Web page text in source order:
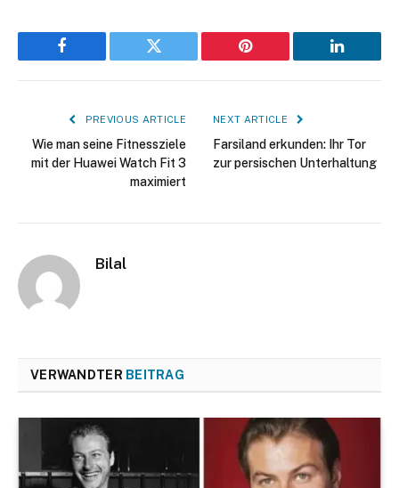
Facebook Twitter Pinterest LinkedIn
PREVIOUS ARTICLE
Wie man seine Fitnessziele
mit der Huawei Watch Fit 3
maximiert
NEXT ARTICLE
Farsiland erkunden: Ihr Tor
zur persischen Unterhaltung
Bilal
VERWANDTER BEITRAG